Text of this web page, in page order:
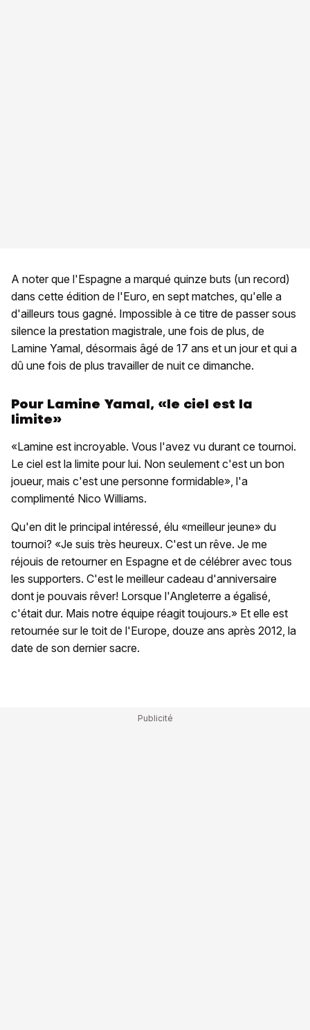
A noter que l'Espagne a marqué quinze buts (un record)
dans cette édition de l'Euro, en sept matches, qu'elle a
d'ailleurs tous gagné. Impossible à ce titre de passer sous
silence la prestation magistrale, une fois de plus, de
Lamine Yamal, désormais âgé de 17 ans et un jour et qui a
dû une fois de plus travailler de nuit ce dimanche.
Pour Lamine Yamal, «le ciel est la
limite»
«Lamine est incroyable. Vous l'avez vu durant ce tournoi.
Le ciel est la limite pour lui. Non seulement c'est un bon
joueur, mais c'est une personne formidable», l'a
complimenté Nico Williams.
Qu'en dit le principal intéressé, élu «meilleur jeune» du
tournoi? «Je suis très heureux. C'est un rêve. Je me
réjouis de retourner en Espagne et de célébrer avec tous
les supporters. C'est le meilleur cadeau d'anniversaire
dont je pouvais rêver! Lorsque l'Angleterre a égalisé,
c'était dur. Mais notre équipe réagit toujours.» Et elle est
retournée sur le toit de l'Europe, douze ans après 2012, la
date de son dernier sacre.